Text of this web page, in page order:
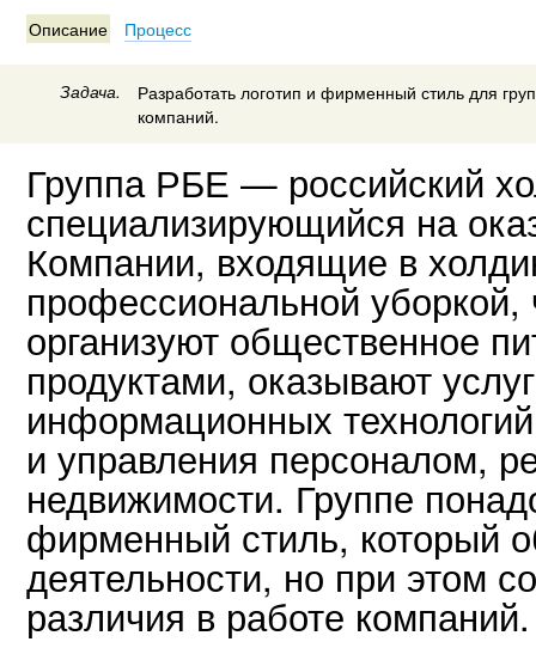
Описание Процесс
Задача.
Разработать логотип и фирменный стиль для
компаний.
Группа РБЕ — российский
специализирующийся на
Компании, входящие в
профессиональной уборкой,
организуют общественное
продуктами, оказывают
информационных
и управления персоналом,
недвижимости. Группе
фирменный стиль, который
деятельности, но при этом
различия в работе компаний.